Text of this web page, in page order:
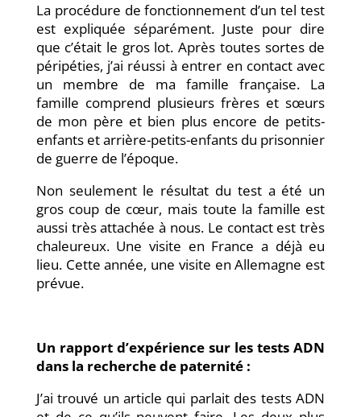
La procédure de fonctionnement d’un tel test
est expliquée séparément. Juste pour dire
que c’était le gros lot. Après toutes sortes de
péripéties, j’ai réussi à entrer en contact avec
un membre de ma famille française. La
famille comprend plusieurs frères et sœurs
de mon père et bien plus encore de petits-
enfants et arrière-petits-enfants du prisonnier
de guerre de l’époque.
Non seulement le résultat du test a été un
gros coup de cœur, mais toute la famille est
aussi très attachée à nous. Le contact est très
chaleureux. Une visite en France a déjà eu
lieu. Cette année, une visite en Allemagne est
prévue.
Un rapport d’expérience sur les tests ADN
dans la recherche de paternité :
J’ai trouvé un article qui parlait des tests ADN